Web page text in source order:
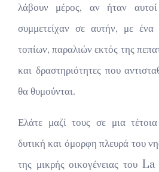
λάβουν μέρος, αν ήταν
συμμετείχαν σε αυτήν, με
τοπίων, παραλιών εκτός της
και δραστηριότητες που
θα θυμούνται.
Ελάτε μαζί τους σε μια
δυτική και όμορφη πλευρά του
της μικρής οικογένειας του